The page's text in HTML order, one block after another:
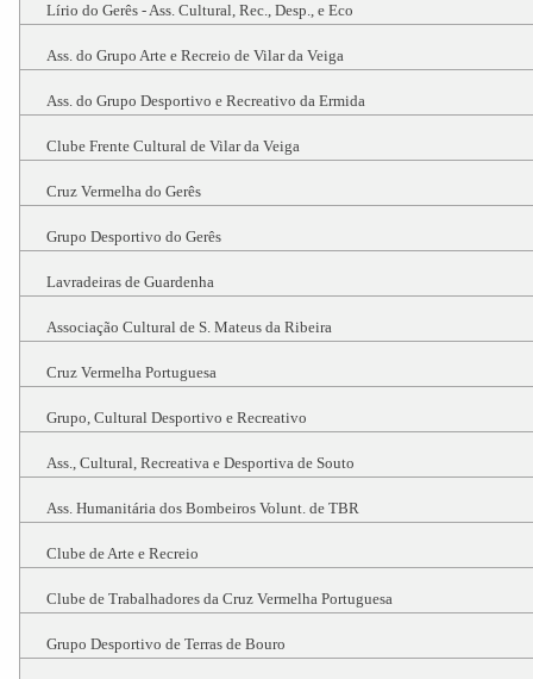
Lírio do Gerês - Ass. Cultural, Rec., Desp., e Eco
Ass. do Grupo Arte e Recreio de Vilar da Veiga
Ass. do Grupo Desportivo e Recreativo da Ermida
Clube Frente Cultural de Vilar da Veiga
Cruz Vermelha do Gerês
Grupo Desportivo do Gerês
Lavradeiras de Guardenha
Associação Cultural de S. Mateus da Ribeira
Cruz Vermelha Portuguesa
Grupo, Cultural Desportivo e Recreativo
Ass., Cultural, Recreativa e Desportiva de Souto
Ass. Humanitária dos Bombeiros Volunt. de TBR
Clube de Arte e Recreio
Clube de Trabalhadores da Cruz Vermelha Portuguesa
Grupo Desportivo de Terras de Bouro